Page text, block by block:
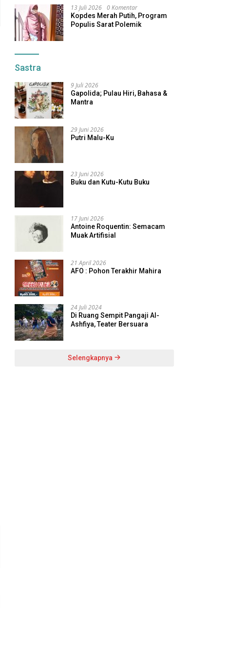
13 Juli 2026 0 Komentar
Kopdes Merah Putih, Program
Populis Sarat Polemik
Sastra
9 Juli 2026
Gapolida; Pulau Hiri, Bahasa &
Mantra
29 Juni 2026
Putri Malu-Ku
23 Juni 2026
Buku dan Kutu-Kutu Buku
17 Juni 2026
Antoine Roquentin: Semacam
Muak Artifisial
21 April 2026
AFO : Pohon Terakhir Mahira
24 Juli 2024
Di Ruang Sempit Pangaji Al-
Ashfiya, Teater Bersuara
Selengkapnya